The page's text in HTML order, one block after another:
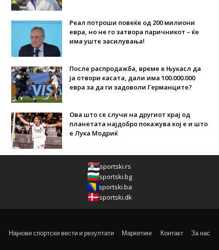
Реал потроши повеќе од 200 милиони
евра, но не го затвора паричникот – ќе
има уште засилувања!
После распродажба, време е Њукасл да
ја отвори касата, дали има 100.000.000
евра за да ги задоволи Германците?
Ова што се случи на другиот крај од
планетата најдобро покажува кој е и што
е Лука Модриќ
sportski.rs
sportski.bg
sportski.ba
sportski.dk
Најнови спортски вести и резултати Маркетинг Контакт За нас